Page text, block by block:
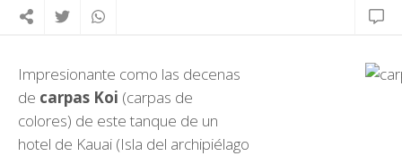
Impresionante como las decenas
de carpas Koi (carpas de
colores) de este tanque de un
hotel de Kauai (Isla del archipiélago